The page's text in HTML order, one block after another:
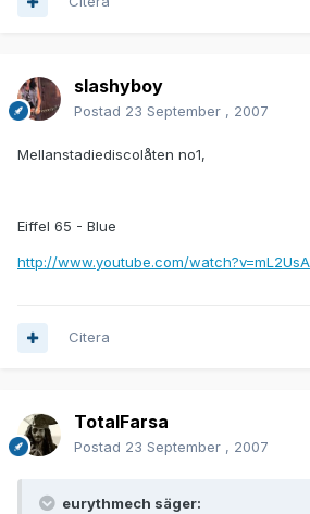
slashyboy
Postad 23 September , 2007
Mellanstadiediscolåten no1,
Eiffel 65 - Blue
http://www.youtube.com/
Citera
TotalFarsa
Postad 23 September , 2007
eurythmech säger: